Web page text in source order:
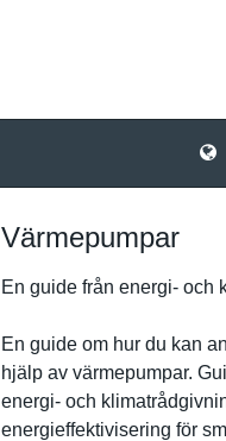
Värmepumpar
En guide från energi- och
En guide om hur du kan
hjälp av värmepumpa­r.
energi- och
energieffe­ktiviserin­g för